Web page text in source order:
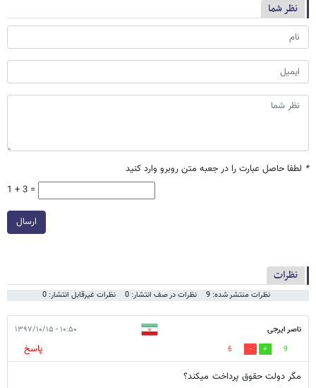
نظر شما
* لطفا حاصل عبارت را در جعبه متن روبرو وارد کنید
1 + 3 =
ارسال
نظرات
نظرات منتشر شده: 9 نظرات در صف انتشار: 0 نظرات غیرقابل انتشار: 0
ناصر ایرجی ۱۰:۵۰ - ۱۳۹۷/۱۰/۱۵
9
6
پاسخ
مگر دولت حقوق پرداخت میکند؟